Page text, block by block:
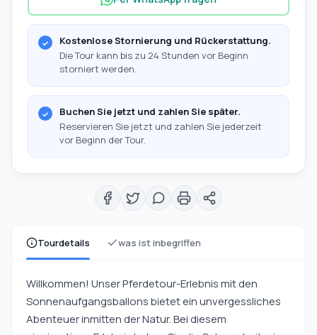
Tourdetails was ist inbegriffen
Willkommen! Unser Pferdetour-Erlebnis mit den
Sonnenaufgangsballons bietet ein unvergessliches
Abenteuer inmitten der Natur. Bei diesem
Kostenlose Stornierung und Rückerstattung.
Die Tour kann bis zu 24 Stunden vor Beginn
storniert werden.
Buchen Sie jetzt und zahlen Sie später.
Reservieren Sie jetzt und zahlen Sie jederzeit
vor Beginn der Tour.